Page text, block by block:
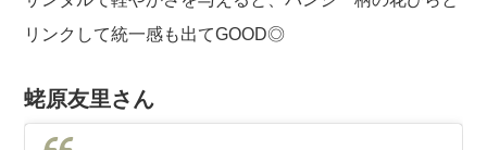
リンクして統一感も出てGOOD◎
蛯原友里さん